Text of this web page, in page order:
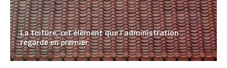
La toiture, cet élément que l’administration
regarde en premier